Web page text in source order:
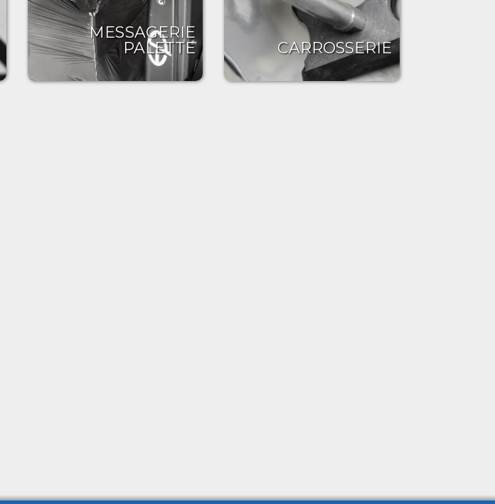
MESSAGERIE
PALETTE
CARROSSERIE